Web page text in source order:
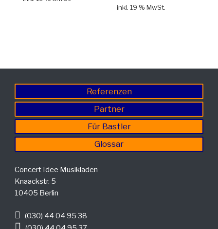
inkl. 19 % MwSt.
Referenzen
Partner
Für Bastler
Glossar
Concert Idee Musikladen
Knaackstr. 5
10405 Berlin
(030) 44 04 95 38